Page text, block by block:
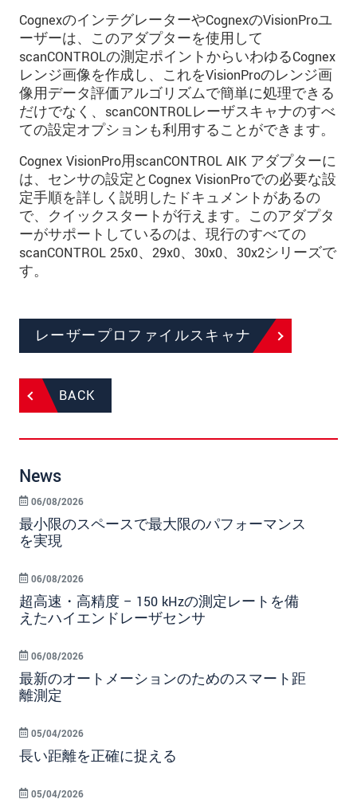
CognexのインテグレーターやCognexのVisionProユ
ーザーは、このアダプターを使用して
scanCONTROLの測定ポイントからいわゆるCognex
レンジ画像を作成し、これをVisionProのレンジ画
像用データ評価アルゴリズムで簡単に処理できる
だけでなく、scanCONTROLレーザスキャナのすべ
ての設定オプションも利用することができます。
Cognex VisionPro用scanCONTROL AIK アダプターに
は、センサの設定とCognex VisionProでの必要な設
定手順を詳しく説明したドキュメントがあるの
で、クイックスタートが行えます。このアダプタ
ーがサポートしているのは、現行のすべての
scanCONTROL 25x0、29x0、30x0、30x2シリーズで
す。
レーザープロファイルスキャナ
BACK
News
最小限のスペースで最大限のパフォーマンス
を実現
06/08/2026
超高速・高精度 – 150 kHzの測定レートを備
えたハイエンドレーザセンサ
06/08/2026
最新のオートメーションのためのスマート距
離測定
06/08/2026
長い距離を正確に捉える
05/04/2026
05/04/2026